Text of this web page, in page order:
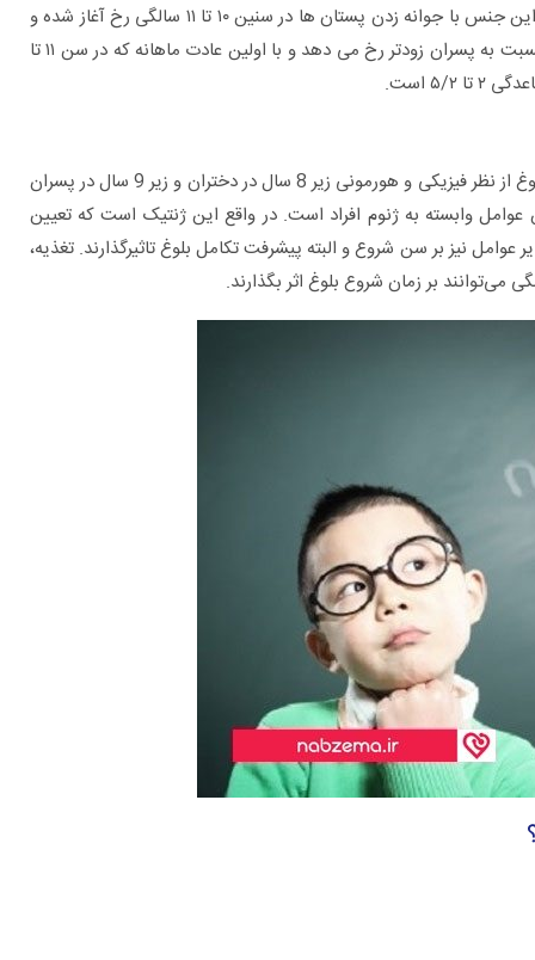
بلوغ در دختران زودتر از پسران رخ می دهد و اولین مرحله بلوغ در این جنس با جوانه زدن پستان ها در سنین ۱۰ تا ۱۱ سالگی رخ آغاز شده و
با رشد موهای زهار و زیربغل ادامه می یابد. جهش رشدی معمولاً نسبت به پسران زودتر رخ می دهد و با اولین عادت ماهانه که در سن ۱۱ تا
براساس تعریف‌های اپیدمیولوژیک ظاهر شدن علائم بلوغ‌ ‌از نظر فیزیکی و هورمونی زیر 8 سال در دختران و زیر 9 سال در پسران
وابسته به ژنوم افراد است. در واقع این ژنتیک است که تعیین
نیز بر سن شروع و البته پیشرفت تکامل بلوغ تاثیرگذارند. تغذیه،
بر زمان شروع بلوغ اثر بگذارند.